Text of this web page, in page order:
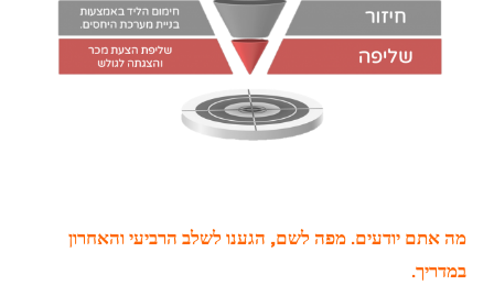
מה אתם יודעים. מפה לשם, הגענו לשלב הרביעי והאחרון
במדריך.